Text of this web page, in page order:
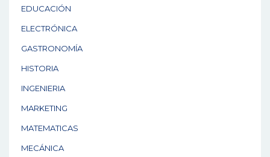
EDUCACIÓN
ELECTRÓNICA
GASTRONOMÍA
HISTORIA
INGENIERIA
MARKETING
MATEMATICAS
MECÁNICA